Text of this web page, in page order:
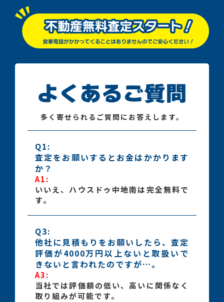
多く寄せられるご質問にお答えします。
Q1:
査定をお願いするとお金はかかります
か？
A1:
いいえ、ハウスドゥ中地南は完全無料で
す。
Q3:
他社に見積もりをお願いしたら、査定
評価が4000万円以上ないと取扱いで
きないと言われたのですが…。
A3:
当社では評価額の低い、高いに関係なく
取り組みが可能です。